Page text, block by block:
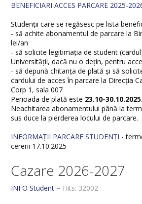
BENEFICIARI ACCES PARCARE 2025-
Studenții care se regăsesc pe lista
- să achite abonamentul de parcare la
lei/an
- să solicite legitimația de student
Universității, dacă nu o dețin, pentru
- să depună chitanța de plată și să
cardului de acces în parcare la Direcția
Corp 1, sala 007
Perioada de plată este 23.10-30.10.2025.
Neachitarea abonamentului până la
sus duce la pierderea locului de parcare.
INFORMAȚII PARCARE STUDENȚI -
cererii 17.10.2025
Cazare 2026-2027
INFO Student Hits: 32002